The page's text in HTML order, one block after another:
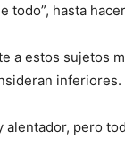
todo”, hasta
a estos sujetos
inferiores.
alentador, pero